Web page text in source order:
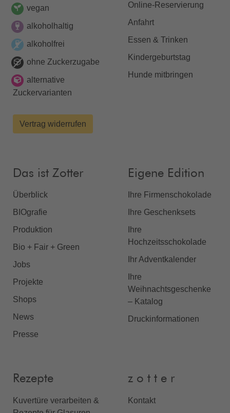
vegan
alkoholhaltig
alkoholfrei
ohne Zuckerzugabe
alternative
Zuckervarianten
Vertrag widerrufen
Online-Reservierung
Anfahrt
Essen & Trinken
Kindergeburtstag
Hunde mitbringen
Das ist Zotter
Überblick
BIOgrafie
Produktion
Bio + Fair + Green
Jobs
Projekte
Shops
News
Presse
Eigene Edition
Ihre Firmenschokolade
Ihre Geschenksets
Ihre
Hochzeitsschokolade
Ihr Adventkalender
Ihre
Weihnachtsgeschenke
– Katalog
Druckinformationen
Rezepte
Kuvertüre verarbeiten &
z o t t e r
Kontakt